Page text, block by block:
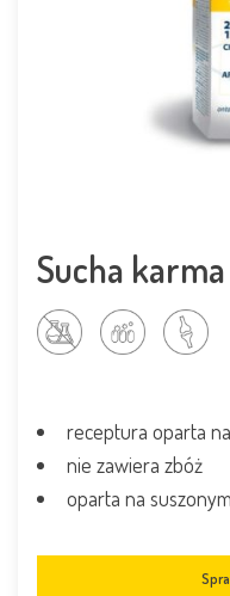
Sucha
receptura oparta
nie zawiera zbóż
oparta na